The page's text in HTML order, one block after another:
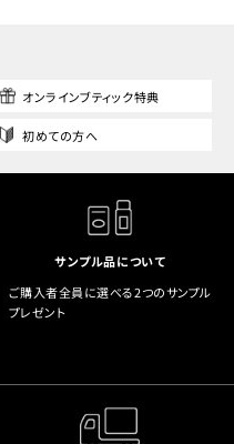
オンラインブティック特典
初めての方へ
サンプル品について
ご購入者全員に選べる2つのサンプル
プレゼント